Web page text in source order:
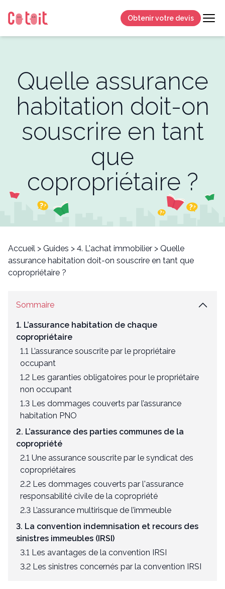
Obtenir votre devis
Quelle assurance
habitation doit-on
souscrire en tant
que
copropriétaire ?
Accueil > Guides > 4. L'achat immobilier > Quelle
assurance habitation doit-on souscrire en tant que
copropriétaire ?
Sommaire
1. L’assurance habitation de chaque
copropriétaire
1.1 L’assurance souscrite par le propriétaire
occupant
1.2 Les garanties obligatoires pour le propriétaire
non occupant
1.3 Les dommages couverts par l’assurance
habitation PNO
2. L’assurance des parties communes de la
copropriété
2.1 Une assurance souscrite par le syndicat des
copropriétaires
2.2 Les dommages couverts par l'assurance
responsabilité civile de la copropriété
2.3 L’assurance multirisque de l’immeuble
3. La convention indemnisation et recours des
sinistres immeubles (IRSI)
3.1 Les avantages de la convention IRSI
3.2 Les sinistres concernés par la convention IRSI